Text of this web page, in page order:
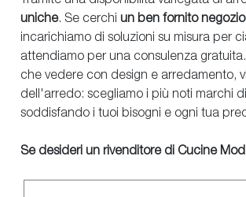
uniche. Se cerchi un ben fornito
incarichiamo di soluzioni su misura per
attendiamo per una consulenza
che vedere con design e arredamento,
dell'arredo: scegliamo i più noti marchi
soddisfando i tuoi bisogni e ogni tua
Se desideri un rivenditore di Cucine